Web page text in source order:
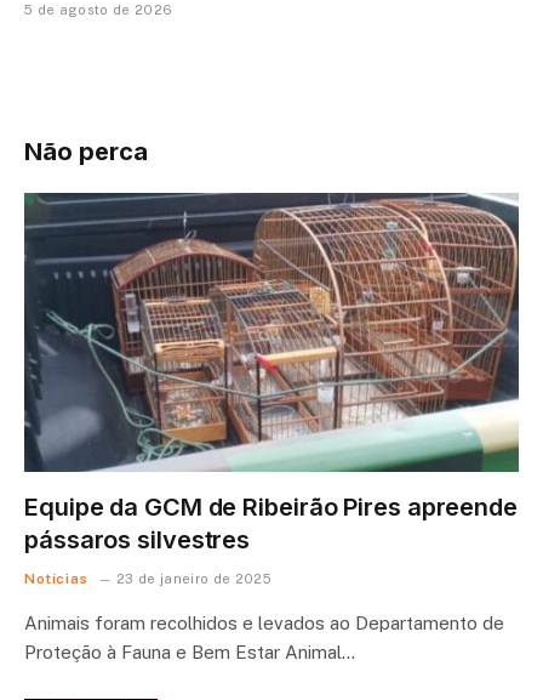
5 de agosto de 2026
Não perca
Equipe da GCM de Ribeirão Pires apreende
pássaros silvestres
Notícias 23 de janeiro de 2025
Animais foram recolhidos e levados ao Departamento de
Proteção à Fauna e Bem Estar Animal…